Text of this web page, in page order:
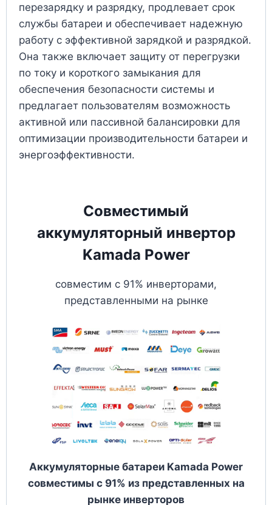
перезарядку и разрядку, продлевает срок
службы батареи и обеспечивает надежную
работу с эффективной зарядкой и разрядкой.
Она также включает защиту от перегрузки
по току и короткого замыкания для
обеспечения безопасности системы и
предлагает пользователям возможность
активной или пассивной балансировки для
оптимизации производительности батареи и
энергоэффективности.
Совместимый
аккумуляторный инвертор
Kamada Power
совместим с 91% инверторами,
представленными на рынке
Аккумуляторные батареи Kamada Power
совместимы с 91% из представленных на
рынке инверторов